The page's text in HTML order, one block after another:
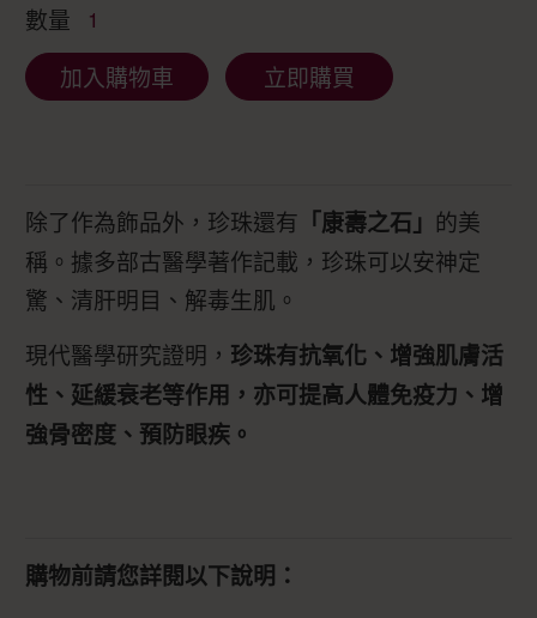
數量
1
加入購物車 立即購買
除了作為飾品外，珍珠還有 「康壽之石」 的美
稱。據多部古醫學著作記載，珍珠可以安神定
驚、清肝明目、解毒生肌。
現代醫學研究證明， 珍珠有抗氧化、增強肌膚活
性、延緩衰老等作用，亦可提高人體免疫力、增
強骨密度、預防眼疾。
購物前請您詳閱以下說明：